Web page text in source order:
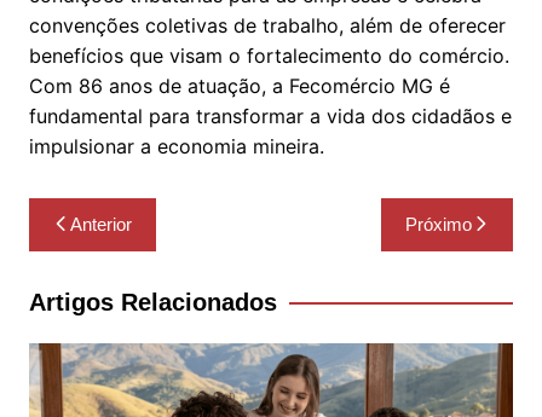
convenções coletivas de trabalho, além de oferecer
benefícios que visam o fortalecimento do comércio.
Com 86 anos de atuação, a Fecomércio MG é
fundamental para transformar a vida dos cidadãos e
impulsionar a economia mineira.
Navegação
de
Post
Anterior Próximo
Artigos Relacionados